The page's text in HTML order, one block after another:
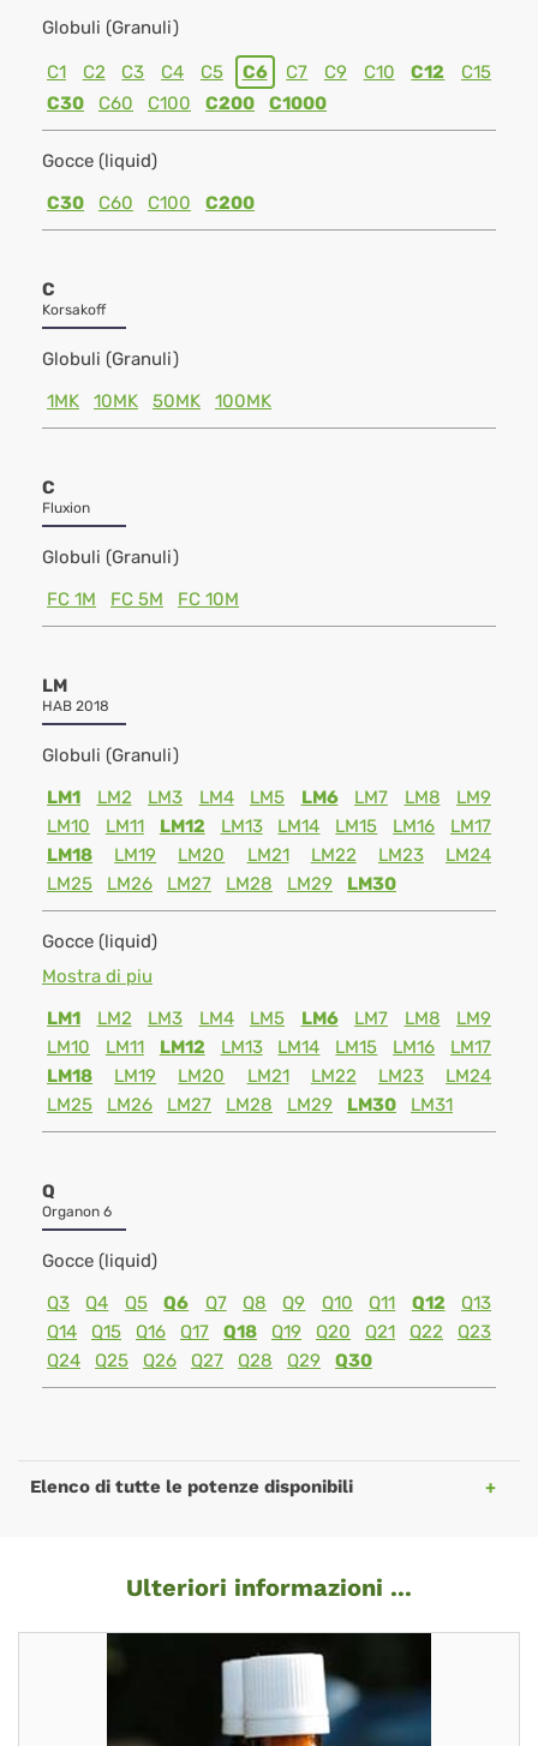
Globuli (Granuli)
C1 C2 C3 C4 C5 C6 C7 C9 C10 C12
C15
C30
C60 C100 C200 C1000
Gocce (liquid)
C30
C60 C100 C200
C
Korsakoff
Globuli (Granuli)
1MK
10MK 50MK 100MK
C
Fluxion
Globuli (Granuli)
FC 1M
FC 5M FC 10M
LM
HAB 2018
Globuli (Granuli)
LM1
LM2 LM3 LM4 LM5 LM6 LM7 LM8
LM9
LM10
LM11 LM12 LM13 LM14 LM15 LM16
LM17
LM18
LM19 LM20 LM21 LM22 LM23
LM24
LM25
LM26 LM27 LM28 LM29 LM30
Gocce (liquid)
Mostra di piu
LM1
LM2 LM3 LM4 LM5 LM6 LM7 LM8
LM9
LM10
LM11 LM12 LM13 LM14 LM15 LM16
LM17
LM18
LM19 LM20 LM21 LM22 LM23
LM24
LM25
LM26 LM27 LM28 LM29 LM30 LM31
Q
Organon 6
Gocce (liquid)
Q3
Q4 Q5 Q6 Q7 Q8 Q9 Q10 Q11 Q12
Q13
Q14
Q15 Q16 Q17 Q18 Q19 Q20 Q21 Q22
Q23
Q24
Q25 Q26 Q27 Q28 Q29 Q30
Elenco di tutte le potenze disponibili
Ulteriori informazioni ...